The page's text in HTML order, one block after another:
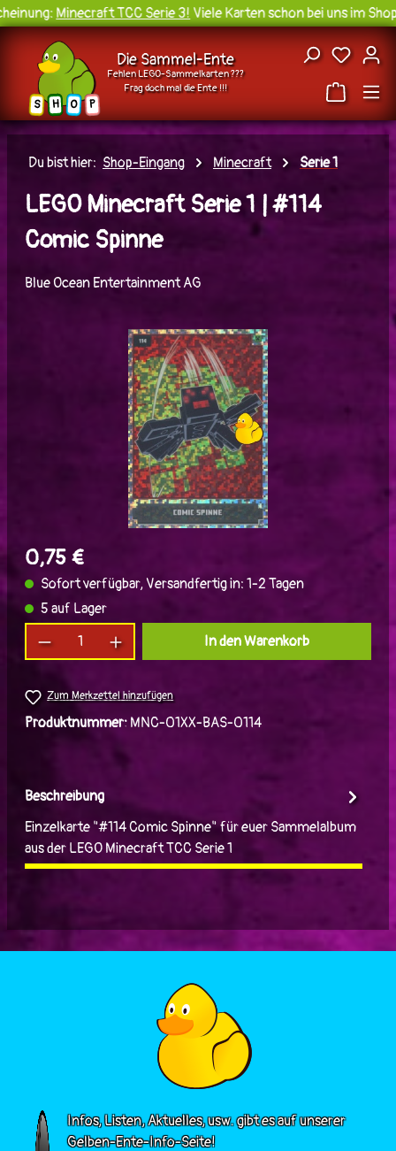
Zum Hauptinhalt springen
Minecraft TCC Serie 3!Viele Karten schon bei uns im
S H O P
Die Sammel-Ente
Fehlen LEGO-Sammelkarten ???
Frag doch mal die Ente !!!
Du
Du bist hier: Shop-Eingang Minecraft Serie 1
LEGO Minecraft Serie 1 | #114
Comic Spinne
Blue Ocean Entertainment AG
Bildergalerie überspringen
0,75 €
Sofort verfügbar, Versandfertig in: 1-2 Tagen
5 auf Lager
Produkt Anzahl: Gib den gewünschten Wert
In den Warenkorb
Zum Merkzettel hinzufügen
Produktnummer: MNC-01XX-BAS-0114
Beschreibung
Einzelkarte "#114 Comic Spinne" für euer Sammelalbum
aus der LEGO Minecraft TCC Serie 1
Infos, Listen, Aktuelles, usw. gibt es auf unserer
Gelben-Ente-Info-Seite!